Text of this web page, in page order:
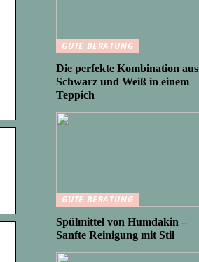
GUTE BERATUNG
Die perfekte Kombination aus
Schwarz und Weiß in einem
Teppich
GUTE BERATUNG
Spülmittel von Humdakin –
Sanfte Reinigung mit Stil